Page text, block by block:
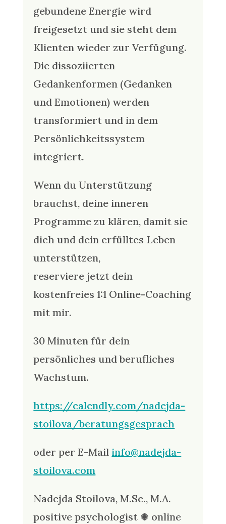
gebundene Energie wird
freigesetzt und sie steht dem
Klienten wieder zur Verfügung.
Die dissoziierten
Gedankenformen (Gedanken
und Emotionen) werden
transformiert und in dem
Persönlichkeitssystem
integriert.
Wenn du Unterstützung
brauchst, deine inneren
Programme zu klären, damit sie
dich und dein erfülltes Leben
unterstützen,
reserviere jetzt dein
kostenfreies 1:1 Online-Coaching
mit mir.
30 Minuten für dein
persönliches und berufliches
Wachstum.
https://calendly.com/nadejda-
stoilova/beratungsgesprach
oder per E-Mail info@nadejda-
stoilova.com
Nadejda Stoilova, M.Sc., M.A.
positive psychologist ✺ online